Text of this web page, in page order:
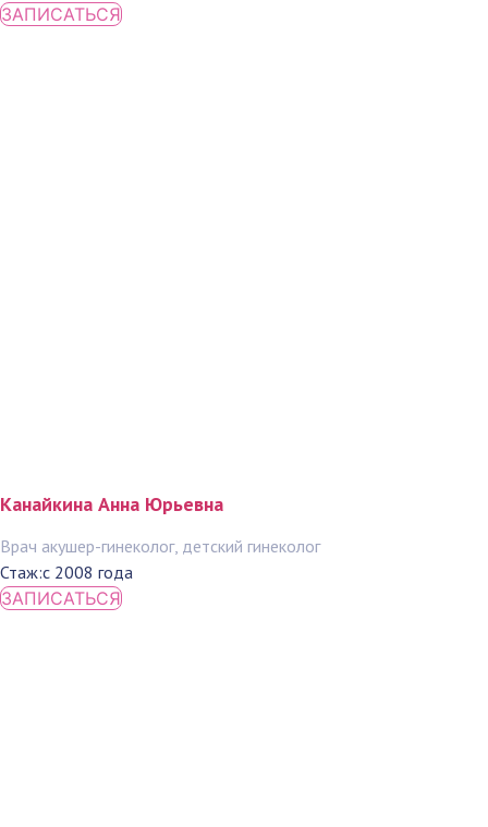
ЗАПИСАТЬСЯ
Канайкина Анна Юрьевна
Врач акушер-гинеколог, детский гинеколог
Стаж:с 2008 года
ЗАПИСАТЬСЯ